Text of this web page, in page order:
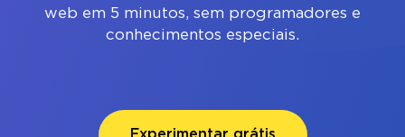
web em 5 minutos, sem programadores e
conhecimentos especiais.